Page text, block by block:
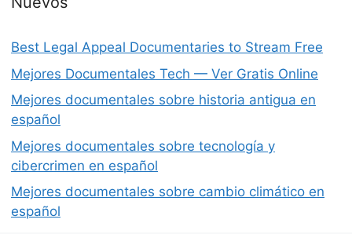
Best Legal Appeal Documentaries to Stream Free
Mejores Documentales Tech — Ver Gratis Online
Mejores documentales sobre historia antigua en
español
Mejores documentales sobre tecnología y
cibercrimen en español
Mejores documentales sobre cambio climático en
español